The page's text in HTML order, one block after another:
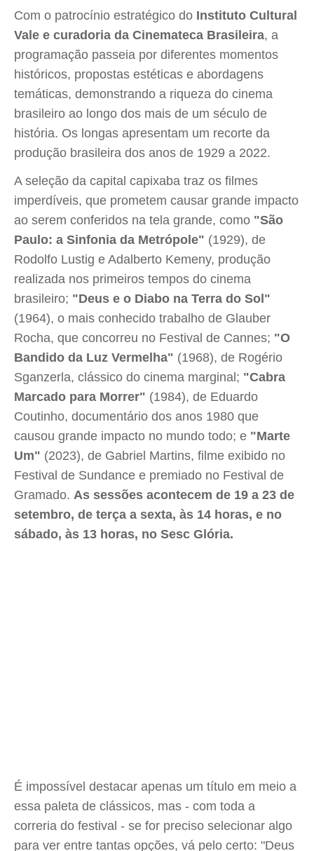
Com o patrocínio estratégico do Instituto Cultural
Vale e curadoria da Cinemateca Brasileira, a
programação passeia por diferentes momentos
históricos, propostas estéticas e abordagens
temáticas, demonstrando a riqueza do cinema
brasileiro ao longo dos mais de um século de
história. Os longas apresentam um recorte da
produção brasileira dos anos de 1929 a 2022.
A seleção da capital capixaba traz os filmes
imperdíveis, que prometem causar grande impacto
ao serem conferidos na tela grande, como "São
Paulo: a Sinfonia da Metrópole" (1929), de
Rodolfo Lustig e Adalberto Kemeny, produção
realizada nos primeiros tempos do cinema
brasileiro; "Deus e o Diabo na Terra do Sol"
(1964), o mais conhecido trabalho de Glauber
Rocha, que concorreu no Festival de Cannes; "O
Bandido da Luz Vermelha" (1968), de Rogério
Sganzerla, clássico do cinema marginal; "Cabra
Marcado para Morrer" (1984), de Eduardo
Coutinho, documentário dos anos 1980 que
causou grande impacto no mundo todo; e "Marte
Um" (2023), de Gabriel Martins, filme exibido no
Festival de Sundance e premiado no Festival de
Gramado. As sessões acontecem de 19 a 23 de
setembro, de terça a sexta, às 14 horas, e no
sábado, às 13 horas, no Sesc Glória.
É impossível destacar apenas um título em meio a
essa paleta de clássicos, mas - com toda a
correria do festival - se for preciso selecionar algo
para ver entre tantas opções, vá pelo certo: "Deus